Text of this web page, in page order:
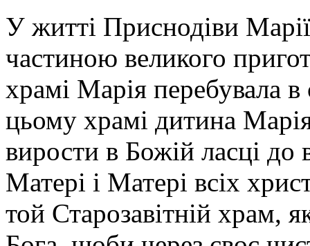
У житті Приснодіви
частиною великого
храмі Марія перебувала
цьому храмі дитина
вирости в Божій ласці до
Матері і Матері всіх
той Старозавітній храм,